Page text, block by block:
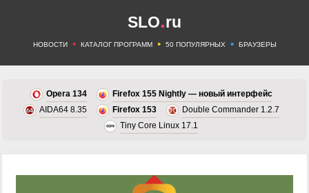
SLO.ru
НОВОСТИ • КАТАЛОГ ПРОГРАММ • 50 ПОПУЛЯРНЫХ • БРАУЗЕРЫ
Opera 134
Firefox 155 Nightly — новый интерфейс
AIDA64 8.35
Firefox 153
Double Commander 1.2.7
Tiny Core Linux 17.1